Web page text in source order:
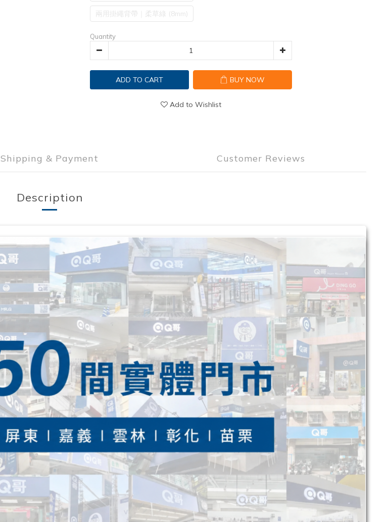
兩用掛繩背帶｜柔草綠 (8mm)
Quantity
ADD TO CART BUY NOW
Add to Wishlist
Shipping & Payment Customer Reviews
Description